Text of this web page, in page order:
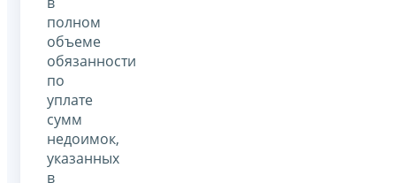
полном
объеме
обязанности
по
уплате
сумм
недоимок,
указанных
в